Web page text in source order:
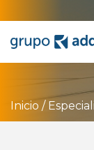
Inicio /